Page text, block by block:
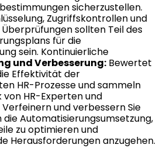
sicherzustellen.
Zugriffskontrollen und
sollten Teil des
für die
sein. Kontinuierliche
und Verbesserung: Bewertet
Effektivität der
HR-Prozesse und sammeln
von HR-Experten und
und verbessern Sie
die Automatisierungsumsetzung,
zu optimieren und
Herausforderungen anzugehen.